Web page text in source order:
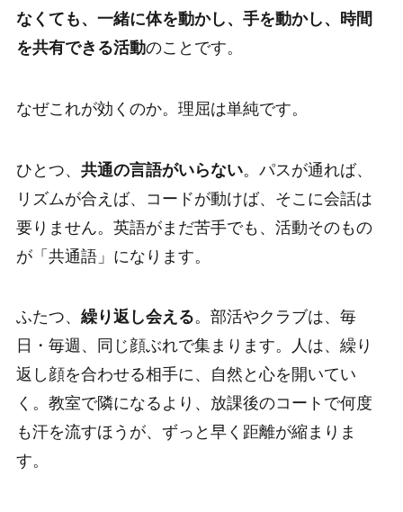
なくても、一緒に体を動かし、手を動かし、時間
を共有できる活動のことです。
なぜこれが効くのか。理屈は単純です。
ひとつ、 共通の言語がいらない。パスが通れば、
リズムが合えば、コードが動けば、そこに会話は
要りません。英語がまだ苦手でも、活動そのもの
が「共通語」になります。
ふたつ、 繰り返し会える。部活やクラブは、毎
日・毎週、同じ顔ぶれで集まります。人は、繰り
返し顔を合わせる相手に、自然と心を開いてい
く。教室で隣になるより、放課後のコートで何度
も汗を流すほうが、ずっと早く距離が縮まりま
す。